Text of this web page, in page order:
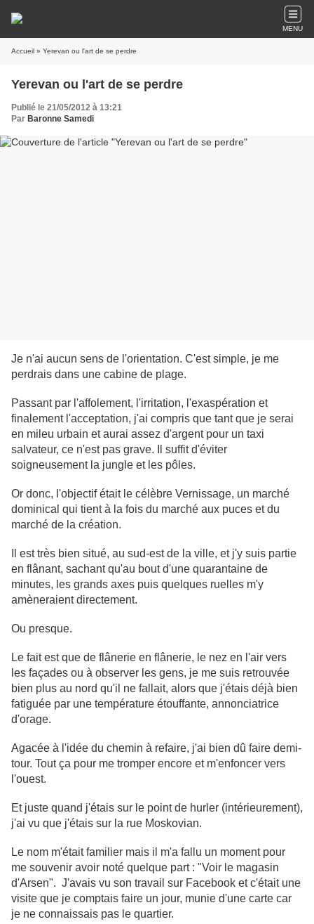
MENU
Accueil » Yerevan ou l'art de se perdre
Yerevan ou l'art de se perdre
Publié le 21/05/2012 à 13:21
Par Baronne Samedi
Je n'ai aucun sens de l'orientation. C'est simple, je me
perdrais dans une cabine de plage.
Passant par l'affolement, l'irritation, l'exaspération et
finalement l'acceptation, j'ai compris que tant que je serai
en mileu urbain et aurai assez d'argent pour un taxi
salvateur, ce n'est pas grave. Il suffit d'éviter
soigneusement la jungle et les pôles.
Or donc, l'objectif était le célèbre Vernissage, un marché
dominical qui tient à la fois du marché aux puces et du
marché de la création.
Il est très bien situé, au sud-est de la ville, et j'y suis partie
en flânant, sachant qu'au bout d'une quarantaine de
minutes, les grands axes puis quelques ruelles m'y
amèneraient directement.
Ou presque.
Le fait est que de flânerie en flânerie, le nez en l'air vers
les façades ou à observer les gens, je me suis retrouvée
bien plus au nord qu'il ne fallait, alors que j'étais déjà bien
fatiguée par une température étouffante, annonciatrice
d'orage.
Agacée à l'idée du chemin à refaire, j'ai bien dû faire demi-
tour. Tout ça pour me tromper encore et m'enfoncer vers
l'ouest.
Et juste quand j'étais sur le point de hurler (intérieurement),
j'ai vu que j'étais sur la rue Moskovian.
Le nom m'était familier mais il m'a fallu un moment pour
me souvenir avoir noté quelque part : "Voir le magasin
d'Arsen". J'avais vu son travail sur Facebook et c'était une
visite que je comptais faire un jour, munie d'une carte car
je ne connaissais pas le quartier.